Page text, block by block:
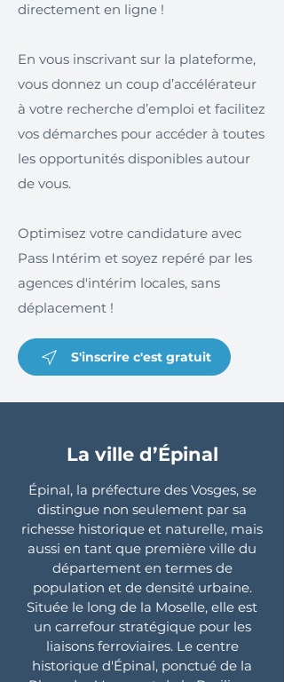
directement en ligne !
En vous inscrivant sur la plateforme,
vous donnez un coup d’accélérateur
à votre recherche d’emploi et facilitez
vos démarches pour accéder à toutes
les opportunités disponibles autour
de vous.
Optimisez votre candidature avec
Pass Intérim et soyez repéré par les
agences d'intérim locales, sans
déplacement !
S'inscrire c'est gratuit
La ville d’Épinal
Épinal, la préfecture des Vosges, se
distingue non seulement par sa
richesse historique et naturelle, mais
aussi en tant que première ville du
département en termes de
population et de densité urbaine.
Située le long de la Moselle, elle est
un carrefour stratégique pour les
liaisons ferroviaires. Le centre
historique d'Épinal, ponctué de la